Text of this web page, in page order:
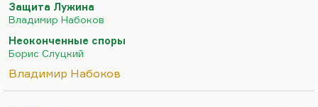
персонажа, или наоборот — его растворенность в
толпе. Скажем, у некоторых героев нет имён, а
есть только номера. Это касается и ремарковской
«Искры жизни», это касается и замятинского
«Мы».
Защита Лужина
Владимир Набоков
Неоконченные споры
Борис Слуцкий
Владимир Набоков